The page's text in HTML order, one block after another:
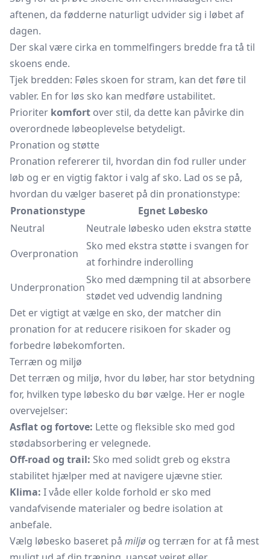
aftenen, da fødderne naturligt udvider sig i løbet af
dagen.
Der skal være cirka en tommelfingers bredde fra tå til
skoens ende.
Tjek bredden: Føles skoen for stram, kan det føre til
vabler. En for løs sko kan medføre ustabilitet.
Prioriter komfort over stil, da dette kan påvirke din
overordnede løbeoplevelse betydeligt.
Pronation og støtte
Pronation refererer til, hvordan din fod ruller under
løb og er en vigtig faktor i valg af sko. Lad os se på,
hvordan du vælger baseret på din pronationstype:
Pronationstype
Egnet Løbesko
Neutral
Neutrale løbesko uden ekstra støtte
Overpronation
Sko med ekstra støtte i svangen for
at forhindre inderolling
Underpronation
Sko med dæmpning til at absorbere
stødet ved udvendig landning
Det er vigtigt at vælge en sko, der matcher din
pronation for at reducere risikoen for skader og
forbedre løbekomforten.
Terræn og miljø
Det terræn og miljø, hvor du løber, har stor betydning
for, hvilken type løbesko du bør vælge. Her er nogle
overvejelser:
Asflat og fortove: Lette og fleksible sko med god
stødabsorbering er velegnede.
Off-road og trail: Sko med solidt greb og ekstra
stabilitet hjælper med at navigere ujævne stier.
Klima: I våde eller kolde forhold er sko med
vandafvisende materialer og bedre isolation at
anbefale.
Vælg løbesko baseret på miljø og terræn for at få mest